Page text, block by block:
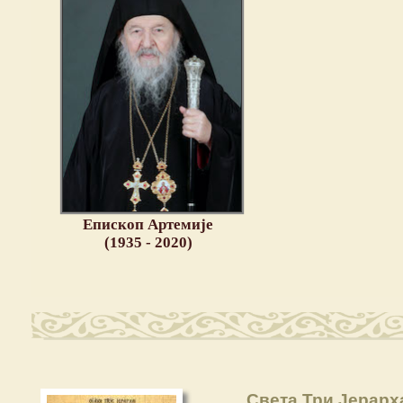
Епископ Артемије
(1935 - 2020)